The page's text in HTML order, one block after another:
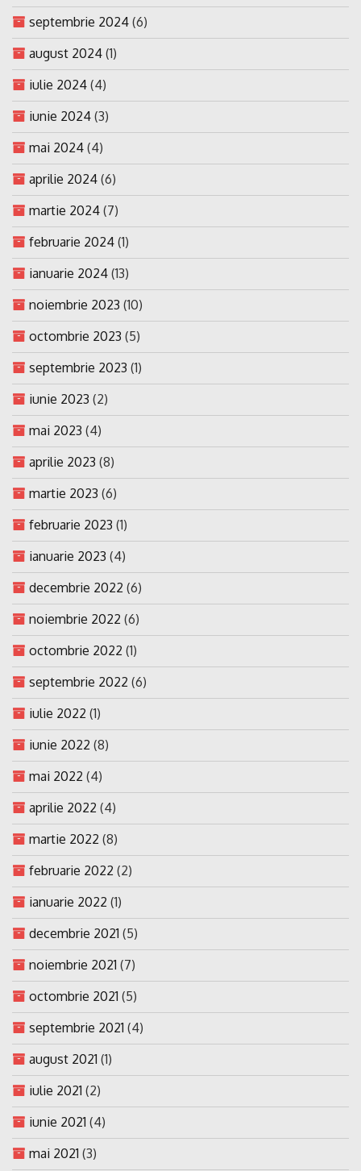
septembrie 2024 (6)
august 2024 (1)
iulie 2024 (4)
iunie 2024 (3)
mai 2024 (4)
aprilie 2024 (6)
martie 2024 (7)
februarie 2024 (1)
ianuarie 2024 (13)
noiembrie 2023 (10)
octombrie 2023 (5)
septembrie 2023 (1)
iunie 2023 (2)
mai 2023 (4)
aprilie 2023 (8)
martie 2023 (6)
februarie 2023 (1)
ianuarie 2023 (4)
decembrie 2022 (6)
noiembrie 2022 (6)
octombrie 2022 (1)
septembrie 2022 (6)
iulie 2022 (1)
iunie 2022 (8)
mai 2022 (4)
aprilie 2022 (4)
martie 2022 (8)
februarie 2022 (2)
ianuarie 2022 (1)
decembrie 2021 (5)
noiembrie 2021 (7)
octombrie 2021 (5)
septembrie 2021 (4)
august 2021 (1)
iulie 2021 (2)
iunie 2021 (4)
mai 2021 (3)